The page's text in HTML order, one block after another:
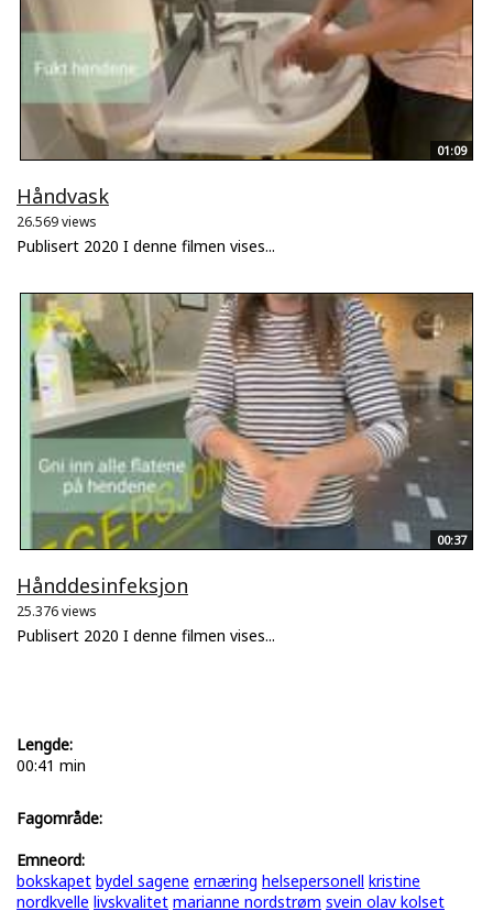
01:09
Håndvask
26.569 views
Publisert 2020 I denne filmen vises...
00:37
Hånddesinfeksjon
25.376 views
Publisert 2020 I denne filmen vises...
Lengde:
00:41 min
Fagområde:
Emneord:
bokskapet bydel sagene ernæring helsepersonell kristine
nordkvelle livskvalitet marianne nordstrøm svein olav kolset